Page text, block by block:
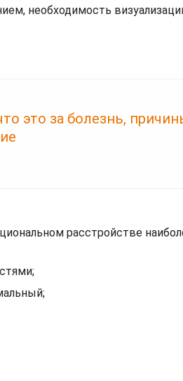
необходимость
это за болезнь,
расстройстве